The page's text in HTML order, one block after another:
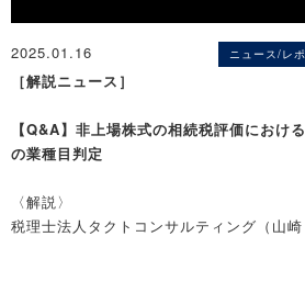
2025.01.16 ニュース/レ
［解説ニュース］
【Q&A】非上場株式の相続税評価におけ
の業種目判定
〈解説〉
税理士法人タクトコンサルティング（山崎